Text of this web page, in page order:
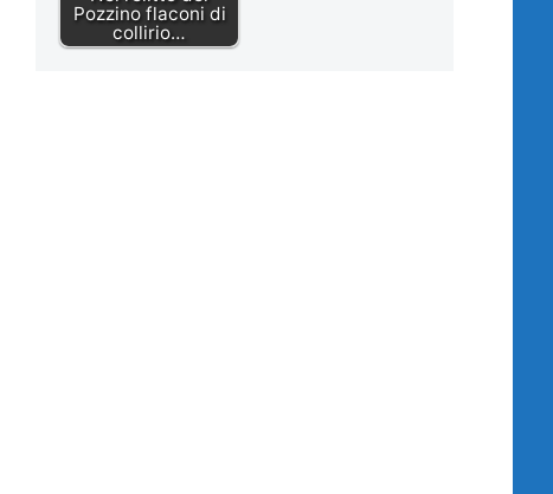
Pozzino flaconi di
collirio…